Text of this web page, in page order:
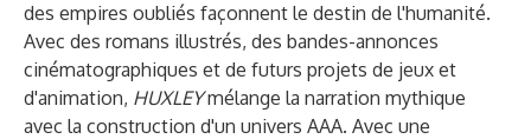
des empires oubliés façonnent le destin de l'humanité.
Avec des romans illustrés, des bandes-annonces
cinématographiques et de futurs projets de jeux et
d'animation, HUXLEYmélange la narration mythique
avec la construction d'un univers AAA. Avec une